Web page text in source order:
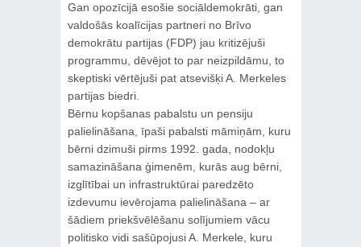
Gan opozīcijā esošie sociāldemokrāti, gan
valdošās koalīcijas partneri no Brīvo
demokrātu partijas (FDP) jau kritizējuši
programmu, dēvējot to par neizpildāmu, to
skeptiski vērtējuši pat atsevišķi A. Merkeles
partijas biedri.
Bērnu kopšanas pabalstu un pensiju
palielināšana, īpaši pabalsti māmiņām, kuru
bērni dzimuši pirms 1992. gada, nodokļu
samazināšana ģimenēm, kurās aug bērni,
izglītībai un infrastruktūrai paredzēto
izdevumu ievērojama palielināšana – ar
šādiem priekšvēlēšanu solījumiem vācu
politisko vidi sašūpojusi A. Merkele, kuru